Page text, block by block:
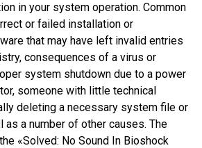
in your system operation. Common
or failed installation or
that may have left invalid entries
consequences of a virus or
system shutdown due to a power
someone with little technical
deleting a necessary system file or
as a number of other causes. The
«Solved: No Sound In Bioshock